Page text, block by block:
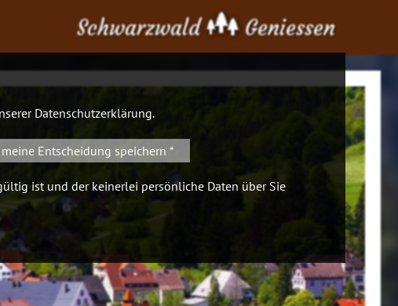
Schwarzwald Geniessen
Datenschutzerklärung.
Entscheidung speichern *
ist und der keinerlei persönliche Daten über Sie